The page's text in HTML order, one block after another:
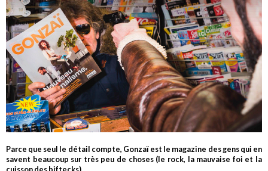
Parce que seul le détail compte, Gonzaï est le magazine des gens qui en
savent beaucoup sur très peu de choses (le rock, la mauvaise foi et la